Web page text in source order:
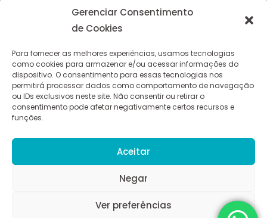
Gerenciar Consentimento
de Cookies
Para fornecer as melhores experiências, usamos tecnologias
como cookies para armazenar e/ou acessar informações do
dispositivo. O consentimento para essas tecnologias nos
permitirá processar dados como comportamento de navegação
ou IDs exclusivos neste site. Não consentir ou retirar o
consentimento pode afetar negativamente certos recursos e
funções.
Aceitar
Negar
Ver preferências